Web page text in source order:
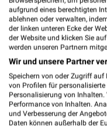
aufgrund eines berechtigten
ablehnen oder verwalten,
der linken unteren Ecke der
der Website und klicken Sie
werden unseren Partnern
Wir und unsere Partner
Speichern von oder Zugriff
von Profilen für
Personalisierung von
Performance von Inhalten.
und Verbesserung der
Daten können außerhalb der